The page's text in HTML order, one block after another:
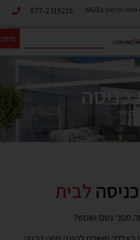
חלוצי התעשיה 67, מפרץ חיפה (לרשום בWAZE
077-2319216
כניסה
כניסה
כניסה לבית
מפני גשם ושמש?